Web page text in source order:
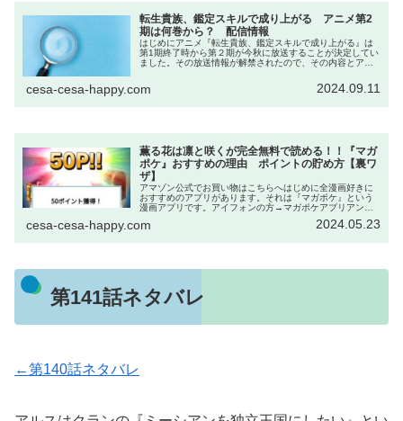
転生貴族、鑑定スキルで成り上がる アニメ第2
期は何巻から？ 配信情報
はじめにアニメ『転生貴族、鑑定スキルで成り上がる』は
第1期終了時から第２期が今秋に放送することが決定してい
ました。その放送情報が解禁されたので、その内容とアニ
cesa-cesa-happy.com 2024.09.11
薫る花は凛と咲くが完全無料で読める！！『マガ
ポケ』おすすめの理由 ポイントの貯め方【裏ワ
ザ】
アマゾン公式でお買い物はこちらへはじめに全漫画好きに
おすすめのアプリがあります。それは『マガポケ』という
漫画アプリです。アイフォンの方→マガポケアプリアンド
ン公式無料漫画アプリ このアプ...
cesa-cesa-happy.com 2024.05.23
第141話ネタバレ
←第140話ネタバレ